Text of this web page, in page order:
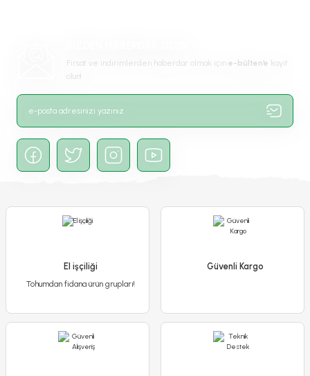
Gönder
Çınar Ağacı Tohumu – Platanacede
Detaylı İncele
Fırsat ve indirimlerden haberdar olmak için e-bülten’e kayıt
olun!
El işçiliği
Tohumdan fidana ürün grupları!
Güvenli Kargo